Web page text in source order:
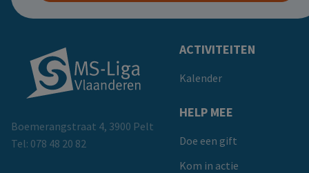
Boemerangstraat 4, 3900 Pelt
Tel: 078 48 20 82
Doormat
ACTIVITEITEN
Kalender
HELP MEE
Doe een gift
Kom in actie